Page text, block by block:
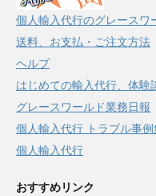
個人輸入代行のグレースワ
送料、お支払・ご注文方法
ヘルプ
はじめての輸入代行、体験
グレースワールド業務日報
個人輸入代行 トラブル事例
個人輸入代行
おすすめリンク